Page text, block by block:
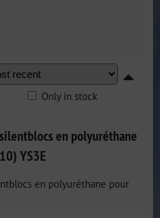
Only in stock
en polyuréthane
YS3E
en polyuréthane pour